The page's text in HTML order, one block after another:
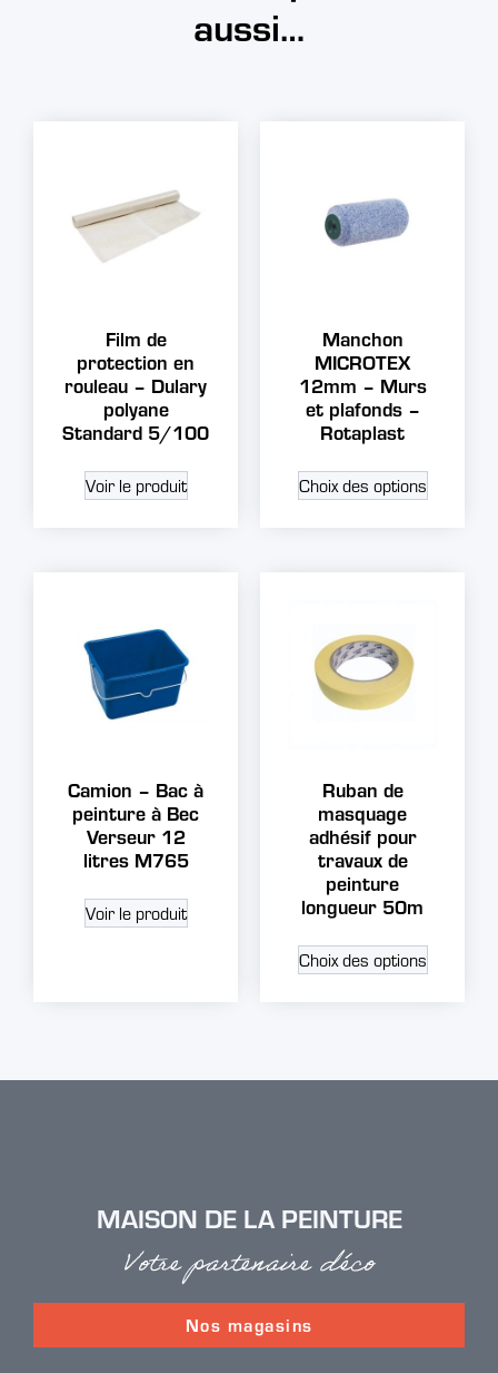
aussi…
Film de
protection en
rouleau – Dulary
polyane
Standard 5/100
Voir le produit
Manchon
MICROTEX
12mm – Murs
et plafonds –
Rotaplast
Choix des options
Camion – Bac à
peinture à Bec
Verseur 12
litres M765
Voir le produit
Ruban de
masquage
adhésif pour
travaux de
peinture
longueur 50m
Choix des options
MAISON DE LA PEINTURE
Votre partenaire déco
Nos magasins